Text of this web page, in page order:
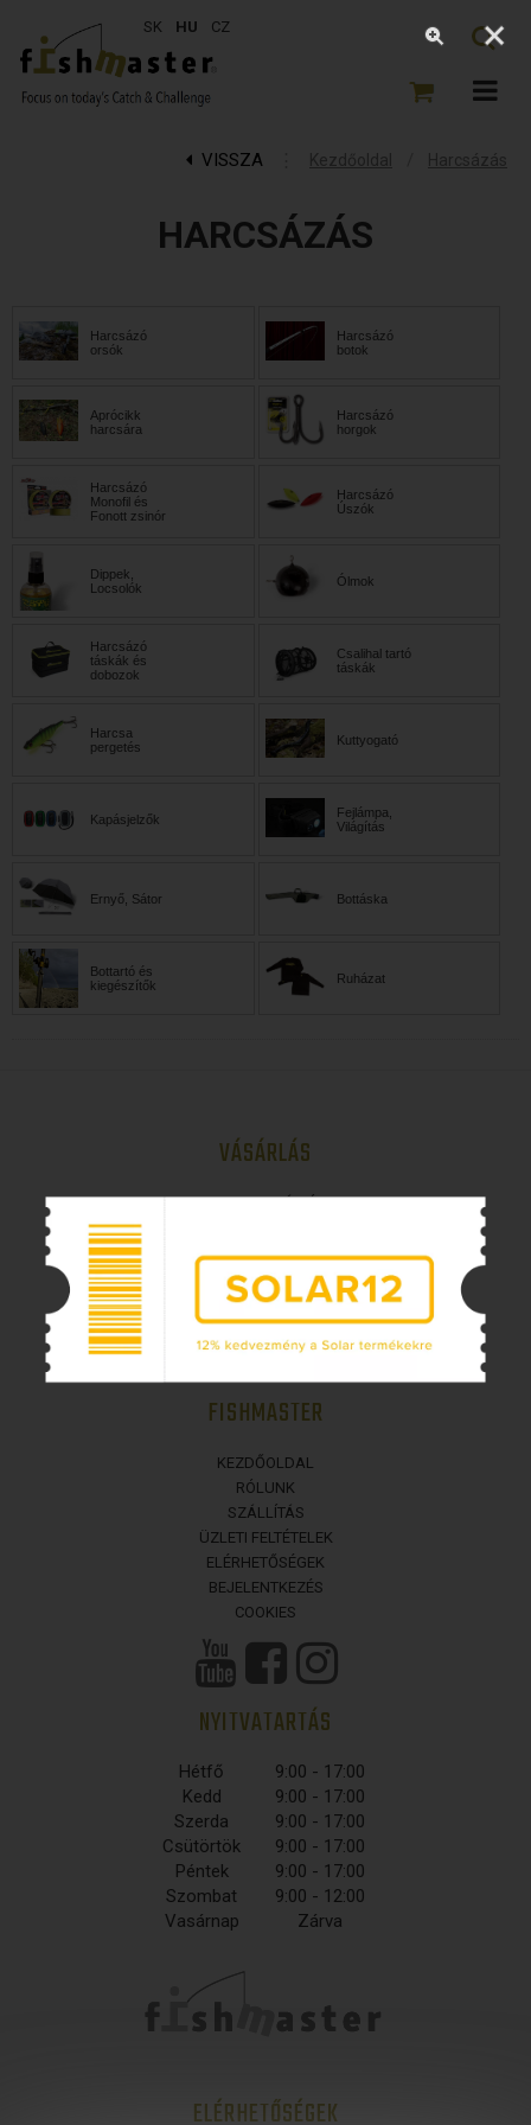
SK HU CZ
VISSZA Kezdőoldal Harcsázás
HARCSÁZÁS
Harcsázó
orsók
Harcsázó
botok
Aprócikk
harcsára
Harcsázó
horgok
Harcsázó
Monofil és
Fonott zsinór
Harcsázó
Úszók
Dippek,
Locsolók
Ólmok
Harcsázó
táskák és
dobozok
Csalihal tartó
táskák
Harcsa
pergetés
Kuttyogató
Kapásjelzők
Fejlámpa,
Világítás
Ernyő, Sátor Bottáska
Bottartó és
kiegészítők
Ruházat
VÁSÁRLÁS
REGISZTRÁCIÓ
ELÁLLÁS A FOGYASZTÓI SZERZŐDÉSTŐL
SZEMÉLYES ADATOK VÉDELME
FIZETÉSI LEHETŐSÉGEK
FISHMASTER
KEZDŐOLDAL
RÓLUNK
SZÁLLÍTÁS
ÜZLETI FELTÉTELEK
ELÉRHETŐSÉGEK
BEJELENTKEZÉS
COOKIES
NYITVATARTÁS
Hétfő
9:00 - 17:00
Kedd
9:00 - 17:00
Szerda
9:00 - 17:00
Csütörtök
9:00 - 17:00
Péntek
9:00 - 17:00
Szombat
9:00 - 12:00
Vasárnap
Zárva
ELÉRHETŐSÉGEK